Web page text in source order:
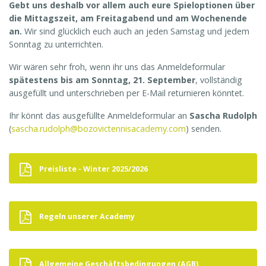
Gebt uns deshalb vor allem auch eure Spieloptionen über
die Mittagszeit, am Freitagabend und am Wochenende
an. Wir sind glücklich euch auch an jeden Samstag und jedem
Sonntag zu unterrichten.
Wir wären sehr froh, wenn ihr uns das Anmeldeformular
spätestens bis am Sonntag, 21. September, vollständig
ausgefüllt und unterschrieben per E-Mail returnieren könntet.
Ihr könnt das ausgefüllte Anmeldeformular an Sascha Rudolph
(sascha.rudolph@bozovictennisacademy.com) senden.
Preisliste - Winter 2025/2026
Regeln unserer Academy
Allgemeine Geschäftsbedingungen (AGB)